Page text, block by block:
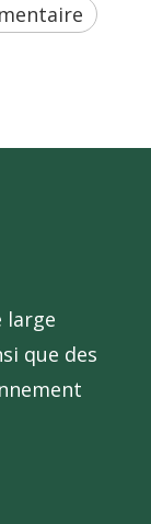
large
que des